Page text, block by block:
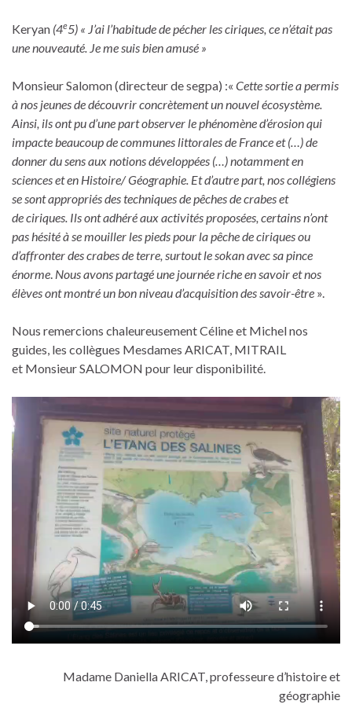
Keryan (4e5) « J’ai l’habitude de pécher lesciriques, ce n’était pas
une nouveauté. Je me suis bien amusé »
Monsieur Salomon (directeur de segpa) :« Cette sortie a permis
à nos jeunes de découvrir concrètement un nouvel écosystème.
Ainsi, ils ont pu d’une part observer le phénomène d’érosion qui
impacte beaucoup de communes littorales de France et (…) de
donner du sens aux notions développées (…) notamment en
sciences et en Histoire/ Géographie. Et d’autre part, nos collégiens
se sont appropriés des techniques de pêches de crabes et
de ciriques. Ils ont adhéré aux activités proposées, certains n’ont
pas hésité à se mouiller les pieds pour la pêche de ciriques ou
d’affronter des crabes de terre, surtout le sokan avec sa pince
énorme. Nous avons partagé une journée riche en savoir et nos
élèves ont montré un bon niveau d’acquisition des savoir-être ».
Nous remercions chaleureusement Céline et Michel nos
guides, les collègues Mesdames ARICAT, MITRAIL
et Monsieur SALOMON pour leur disponibilité.
Madame Daniella ARICAT, professeure d’histoire et
géographie